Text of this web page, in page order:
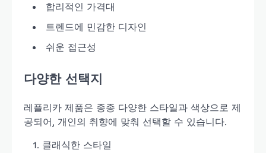
합리적인 가격대
트렌드에 민감한 디자인
쉬운 접근성
다양한 선택지
레플리카 제품은 종종 다양한 스타일과 색상으로 제
공되어, 개인의 취향에 맞춰 선택할 수 있습니다.
클래식한 스타일